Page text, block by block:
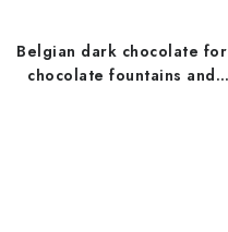
Belgian dark chocolate for
chocolate fountains and